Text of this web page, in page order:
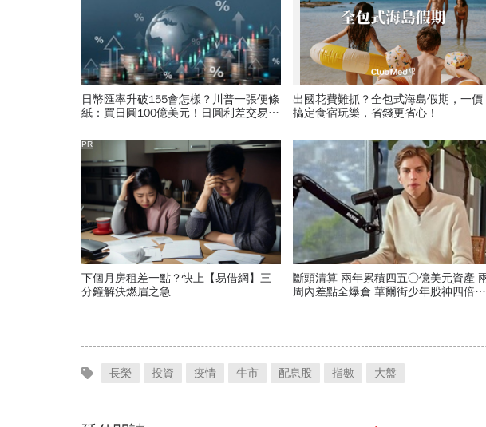
日幣匯率升破155會怎樣？川普一張便條
紙：買日圓100億美元！日圓利差交易平
出國花費難抓？全包式海島假期，一價
搞定食宿玩樂，省錢更省心！
下個月房租差一點？快上【易借網】三
分鐘解決燃眉之急
PR
斷頭清算 兩年累積四五○億美元資產 兩
周內差點全爆倉 華爾街少年股神四倍速
長榮 投資 疫情 牛市 配息股 指數 大盤